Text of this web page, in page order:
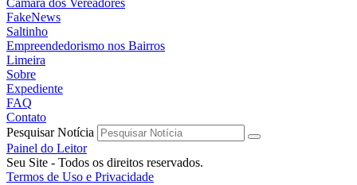
Câmara dos Vereadores
FakeNews
Saltinho
Empreendedorismo nos Bairros
Limeira
Sobre
Expediente
FAQ
Contato
Pesquisar Notícia
Painel do Leitor
Seu Site - Todos os direitos reservados.
Termos de Uso e Privacidade